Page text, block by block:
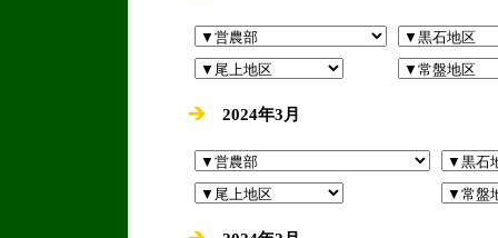
2024年3月